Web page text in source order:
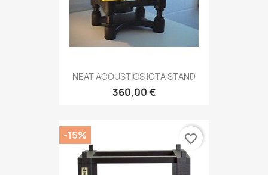
NEAT ACOUSTICS IOTA STAND
360,00 €
-15% favorite_border